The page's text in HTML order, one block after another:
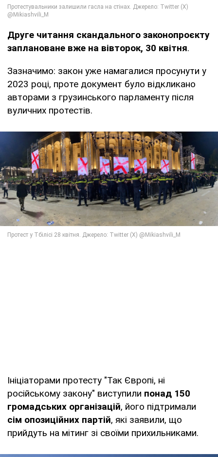
Друге читання скандального законопроєкту
заплановане вже на вівторок, 30 квітня.
Зазначимо: закон уже намагалися просунути у
2023 році, проте документ було відкликано
авторами з грузинського парламенту після
вуличних протестів.
Ініціаторами протесту "Так Європі, ні
російському закону" виступили понад 150
громадських організацій, його підтримали
сім опозиційних партій, які заявили, що
прийдуть на мітинг зі своїми прихильниками.